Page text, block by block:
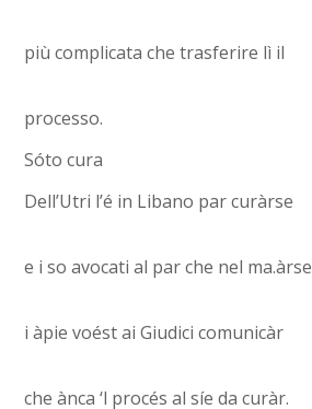
più complicata che trasferire lì il
processo.
Sóto cura
Dell’Utri l’é in Libano par curàrse
e i so avocati al par che nel ma.àrse
i àpie voést ai Giudici comunicàr
che ànca ‘l procés al síe da curàr.